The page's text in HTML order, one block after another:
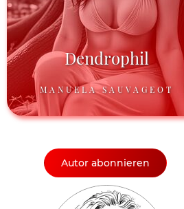
Dendrophil
MANUELA SAUVAGEOT
Autor abonnieren